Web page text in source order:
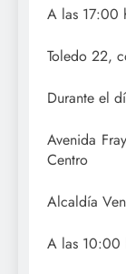
A las 17:00
Toledo 22,
Durante el
Avenida
Centro
Alcaldía
A las 10:00